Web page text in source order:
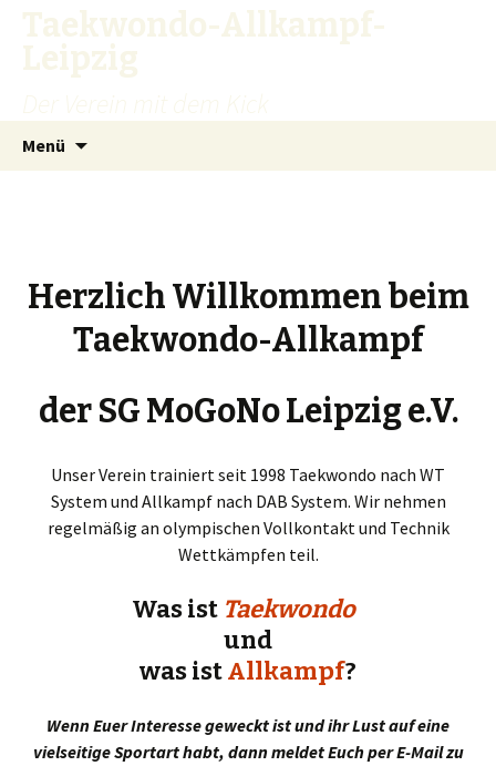
Taekwondo-Allkampf-
Leipzig
Der Verein mit dem Kick
Menü
Herzlich Willkommen beim
Taekwondo-Allkampf
der SG MoGoNo Leipzig e.V.
Unser Verein trainiert seit 1998 Taekwondo nach WT
System und Allkampf nach DAB System. Wir nehmen
regelmäßig an olympischen Vollkontakt und Technik
Wettkämpfen teil.
Was ist Taekwondo
und
was istAllkampf?
Wenn Euer Interesse geweckt ist und ihr Lust auf eine
vielseitige Sportart habt, dann meldet Euch per E-Mail zu